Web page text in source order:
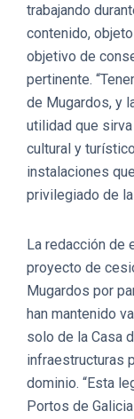
trabajando
contenido,
objetivo de
pertinente.
de Mugardos, y
utilidad que
cultural y
instalaciones
privilegiado de
La redacción de
proyecto de
Mugardos por
han mantenido
solo de la Casa
infraestructuras
dominio. “Esta
Portos de